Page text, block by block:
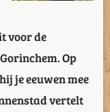
voor de
Op
je eeuwen mee
vertelt